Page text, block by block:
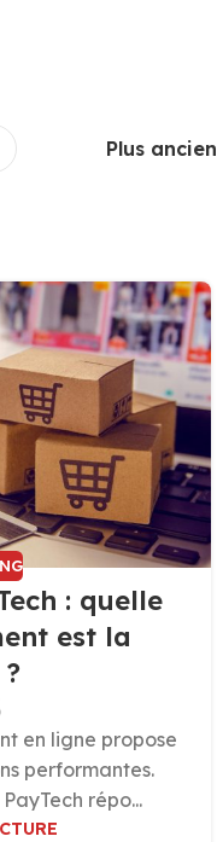
Plus ancien
: quelle
est la
en ligne propose
performantes.
répo...